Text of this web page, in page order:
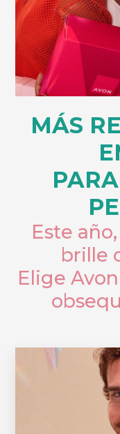
MÁS
Este
brille
Elige